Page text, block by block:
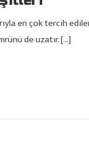
en çok tercih
de uzatır. […]